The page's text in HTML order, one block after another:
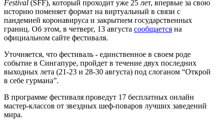
Festival (SFF), который проходит уже 25 лет, впервые за свою
историю поменяет формат на виртуальный в связи с
пандемией коронавируса и закрытием государственных
границ. Об этом, в четверг, 13 августа сообщается на
официальном сайте фестиваля.
Уточняется, что фестиваль - единственное в своем роде
событие в Сингапуре, пройдет в течение двух последних
выходных лета (21-23 и 28-30 августа) под слоганом “Открой
в себе гурмана”.
В программе фестиваля проведут 17 бесплатных онлайн
мастер-классов от звездных шеф-поваров лучших заведений
мира.